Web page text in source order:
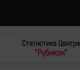
Статистика Центра
"Рубикон"